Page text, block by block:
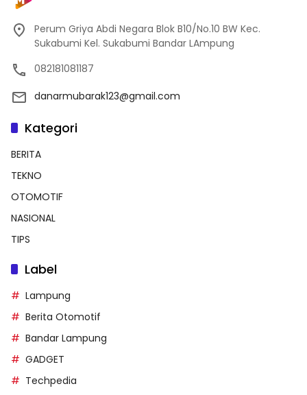
Perum Griya Abdi Negara Blok B10/No.10 BW Kec.
Sukabumi Kel. Sukabumi Bandar LAmpung
082181081187
danarmubarak123@gmail.com
Kategori
BERITA
TEKNO
OTOMOTIF
NASIONAL
TIPS
Label
Lampung
Berita Otomotif
Bandar Lampung
GADGET
Techpedia